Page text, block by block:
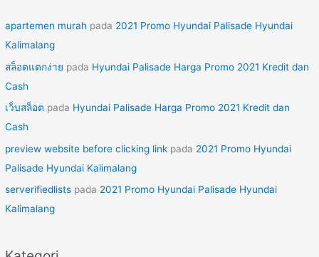
apartemen murah pada 2021 Promo Hyundai Palisade Hyundai
Kalimalang
สล็อตแตกง่าย pada Hyundai Palisade Harga Promo 2021 Kredit dan
Cash
เว็บสล็อต pada Hyundai Palisade Harga Promo 2021 Kredit dan
Cash
preview website before clicking link pada 2021 Promo Hyundai
Palisade Hyundai Kalimalang
serverifiedlists pada 2021 Promo Hyundai Palisade Hyundai
Kalimalang